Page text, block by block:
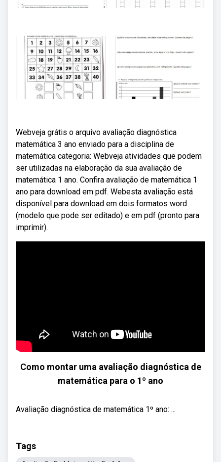
Webveja grátis o arquivo avaliação diagnóstica
matemática 3 ano enviado para a disciplina de
matemática categoria: Webveja atividades que podem
ser utilizadas na elaboração da sua avaliação de
matemática 1 ano. Confira avaliação de matemática 1
ano para download em pdf. Webesta avaliação está
disponível para download em dois formatos word
(modelo que pode ser editado) e em pdf (pronto para
imprimir).
Como montar uma avaliação diagnóstica de
matemática para o 1º ano
Avaliação diagnóstica de matemática 1º ano: ...
Tags